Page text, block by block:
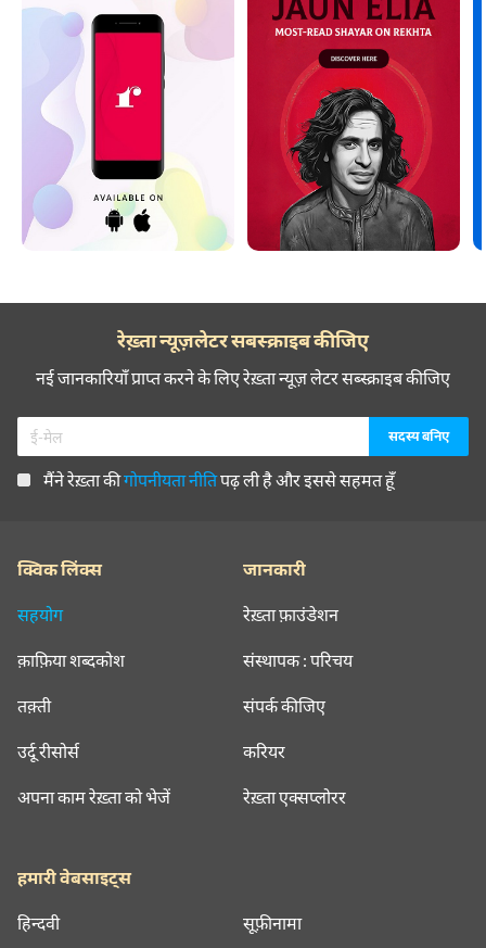
रेख़्ता न्यूज़लेटर सबस्क्राइब कीजिए
नई जानकारियाँ प्राप्त करने के लिए रेख़्ता न्यूज़ लेटर सब्स्क्राइब कीजिए
मैंने रेख़्ता कीगोपनीयता नीतिपढ़ ली है और इससे सहमत हूँ
क्विक लिंक्स
सहयोग
क़ाफ़िया शब्दकोश
तक़्ती
उर्दू रीसोर्स
अपना काम रेख़्ता को भेजें
जानकारी
रेख़्ता फ़ाउंडेशन
संस्थापक : परिचय
संपर्क कीजिए
करियर
रेख़्ता एक्सप्लोरर
हमारी वेबसाइट्स
हिन्दवी सूफ़ीनामा